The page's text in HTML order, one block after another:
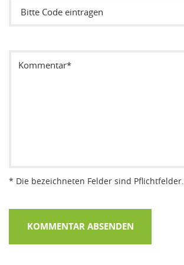
* Die bezeichneten Felder sind Pflichtfelder.